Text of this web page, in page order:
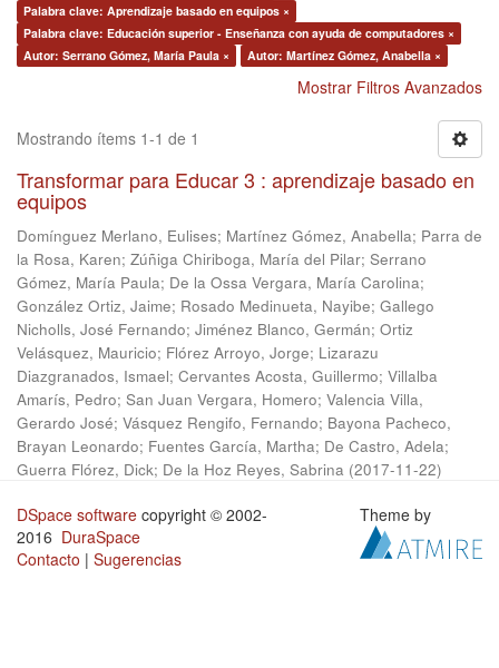
Palabra clave: Aprendizaje basado en equipos ×
Palabra clave: Educación superior - Enseñanza con ayuda de computadores ×
Autor: Serrano Gómez, María Paula ×
Autor: Martínez Gómez, Anabella ×
Mostrar Filtros Avanzados
Mostrando ítems 1-1 de 1
Transformar para Educar 3 : aprendizaje basado en
equipos
Domínguez Merlano, Eulises; Martínez Gómez, Anabella; Parra de
la Rosa, Karen; Zúñiga Chiriboga, María del Pilar; Serrano
Gómez, María Paula; De la Ossa Vergara, María Carolina;
González Ortiz, Jaime; Rosado Medinueta, Nayibe; Gallego
Nicholls, José Fernando; Jiménez Blanco, Germán; Ortiz
Velásquez, Mauricio; Flórez Arroyo, Jorge; Lizarazu
Diazgranados, Ismael; Cervantes Acosta, Guillermo; Villalba
Amarís, Pedro; San Juan Vergara, Homero; Valencia Villa,
Gerardo José; Vásquez Rengifo, Fernando; Bayona Pacheco,
Brayan Leonardo; Fuentes García, Martha; De Castro, Adela;
Guerra Flórez, Dick; De la Hoz Reyes, Sabrina (2017-11-22)
DSpace software copyright © 2002-
2016 DuraSpace
Contacto | Sugerencias
Theme by